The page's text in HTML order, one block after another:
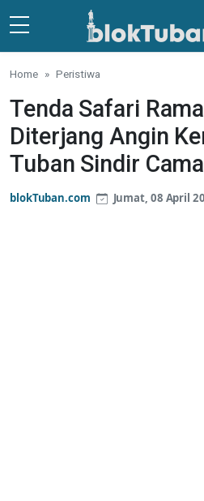
Skip to main content
Home Peristiwa
Tenda Safari
Diterjang Angin
Tuban Sindir
blokTuban.com Jumat, 08 April